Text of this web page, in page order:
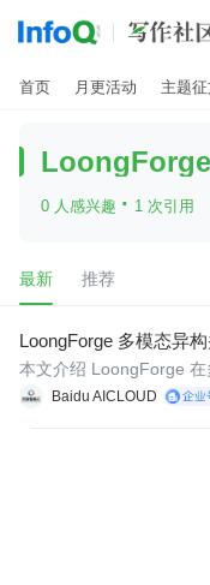
首页 月更活动 主题征
LoongForge
0 人感兴趣 · 1 次引用
最新 推荐
LoongForge 多模态异
析
Baidu AICLOUD
本文介绍 LoongForge 在
方案，包括异构 TP、异